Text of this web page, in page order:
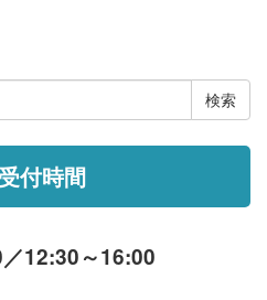
付時間
12:30～16:00